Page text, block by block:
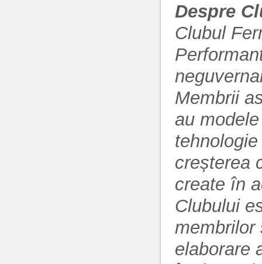
Despre
Clubul
Membrii
au
creșterea
create în
Clubului
membrilor
elaborare